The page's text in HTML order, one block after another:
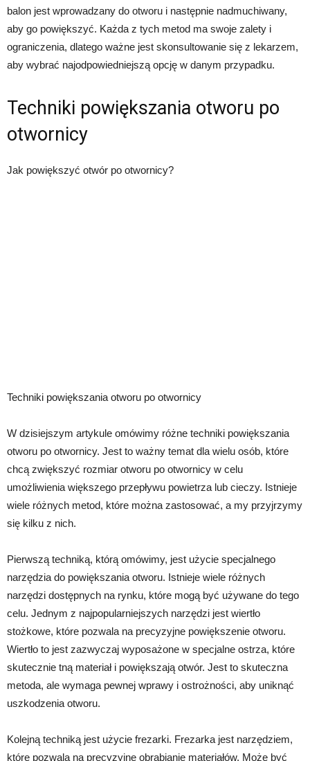
balon jest wprowadzany do otworu i następnie nadmuchiwany,
aby go powiększyć. Każda z tych metod ma swoje zalety i
ograniczenia, dlatego ważne jest skonsultowanie się z lekarzem,
aby wybrać najodpowiedniejszą opcję w danym przypadku.
Techniki powiększania otworu po
otwornicy
Jak powiększyć otwór po otwornicy?
Techniki powiększania otworu po otwornicy
W dzisiejszym artykule omówimy różne techniki powiększania
otworu po otwornicy. Jest to ważny temat dla wielu osób, które
chcą zwiększyć rozmiar otworu po otwornicy w celu
umożliwienia większego przepływu powietrza lub cieczy. Istnieje
wiele różnych metod, które można zastosować, a my przyjrzymy
się kilku z nich.
Pierwszą techniką, którą omówimy, jest użycie specjalnego
narzędzia do powiększania otworu. Istnieje wiele różnych
narzędzi dostępnych na rynku, które mogą być używane do tego
celu. Jednym z najpopularniejszych narzędzi jest wiertło
stożkowe, które pozwala na precyzyjne powiększenie otworu.
Wiertło to jest zazwyczaj wyposażone w specjalne ostrza, które
skutecznie tną materiał i powiększają otwór. Jest to skuteczna
metoda, ale wymaga pewnej wprawy i ostrożności, aby uniknąć
uszkodzenia otworu.
Kolejną techniką jest użycie frezarki. Frezarka jest narzędziem,
które pozwala na precyzyjne obrabianie materiałów. Może być